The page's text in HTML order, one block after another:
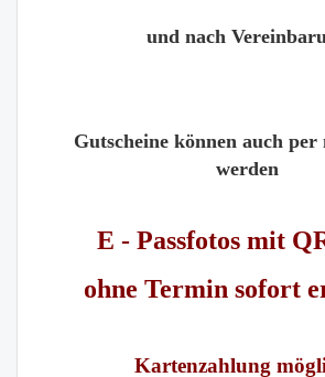
und nach
Gutscheine können auch
werden
E - Passfotos mit
ohne Termin sofort
Kartenzahlung